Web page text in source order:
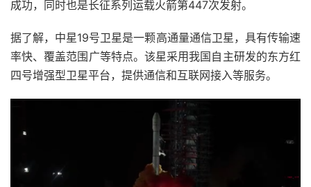
成功，同时也是长征系列运载火箭第447次发射。
据了解，中星19号卫星是一颗高通量通信卫星，具有传输速
率快、覆盖范围广等特点。该星采用我国自主研发的东方红
四号增强型卫星平台，提供通信和互联网接入等服务。